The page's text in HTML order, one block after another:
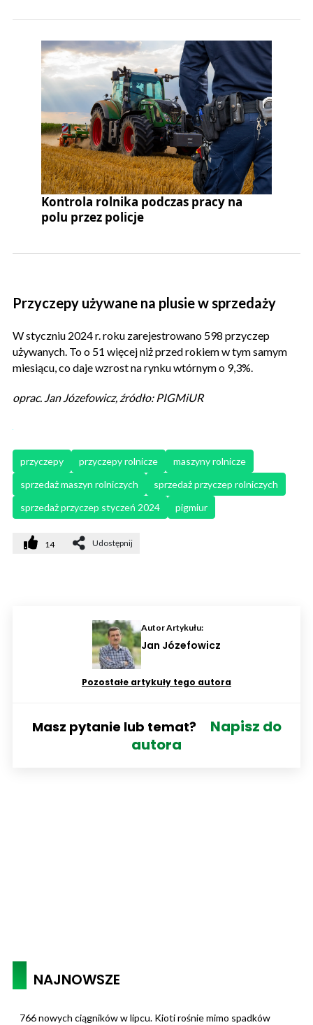
Kontrola rolnika podczas pracy na
polu przez policje
Przyczepy używane na plusie w sprzedaży
W styczniu 2024 r. roku zarejestrowano 598 przyczep
używanych. To o 51 więcej niż przed rokiem w tym samym
miesiącu, co daje wzrost na rynku wtórnym o 9,3%.
oprac. Jan Józefowicz, źródło: PIGMiUR
przyczepy przyczepy rolnicze
maszyny rolnicze
sprzedaż maszyn rolniczych
sprzedaż przyczep rolniczych
sprzedaż przyczep styczeń 2024
pigmiur
14 Udostępnij
Autor Artykułu:
Jan Józefowicz
Pozostałe artykuły tego autora
Masz pytanie lub temat?
Napisz do
autora
NAJNOWSZE
766 nowych ciągników w lipcu. Kioti rośnie mimo spadków